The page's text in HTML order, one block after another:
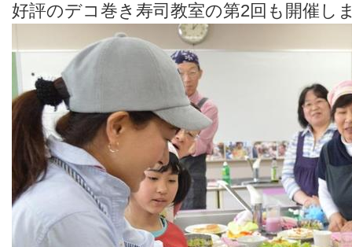
好評のデコ巻き寿司教室の第2回も開催し